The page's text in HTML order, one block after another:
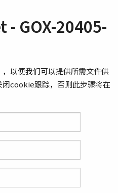
- GOX-20405-
以便我们可以提供所需文件供
cookie跟踪，否则此步骤将在